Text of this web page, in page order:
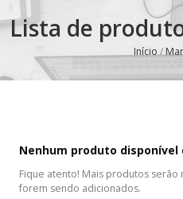
Lista de
Início
Nenhum produto disponível
Fique atento! Mais produtos
forem sendo adicionados.